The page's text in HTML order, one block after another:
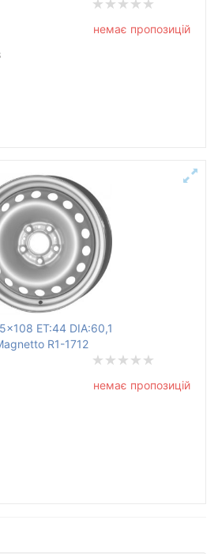
немає пропозицій
ET:44 DIA:60,1
R1-1712
немає пропозицій